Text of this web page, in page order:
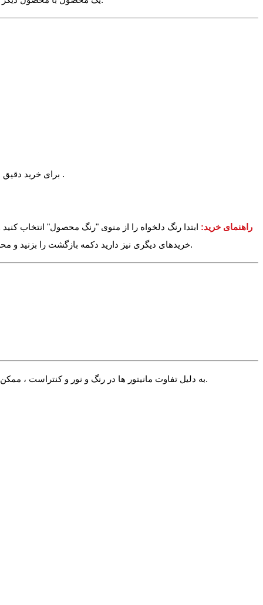
برای خرید دقیق می توانید یکی از تیشرت های خود را اندازه بگیرید و با اندازه بالا مقایسه نمایید. برای آشنایی بیشتر با اعداد بالا عکس راهنمای زیر را مشاهده کنید .
راهنمای خرید: ابتدا رنگ دلخواه را از منوی "رنگ محصول" انتخاب
خریدهای دیگری نیز دارید دکمه بازگشت را بزنید و محصولات دیگر را نیز به سبد خرید خود اضافه کنید. در آخر می توانید وارد سبد خرید خود شده و دکمه پرداخت را بزنید تا خرید خود را نهایی و ثبت کنید.
√ به دلیل تفاوت مانیتور ها در رنگ و نور و کنتراست ، ممکن است رنگ محصول اندکی با آنچه شما می بینید متفاوت باشد. در صورت استاندارد بودن تنظیمات مانیتور شما این تفاوت بسیار جزیی خواهد بود.